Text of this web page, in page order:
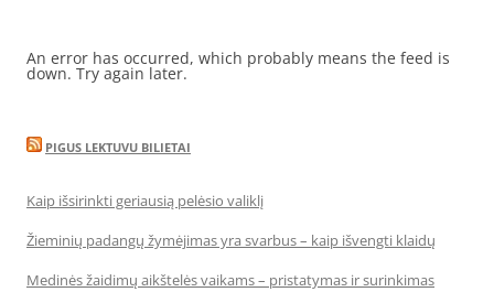
An error has occurred, which probably means the feed is
down. Try again later.
PIGUS LEKTUVU BILIETAI
Kaip išsirinkti geriausią pelėsio valiklį
Žieminių padangų žymėjimas yra svarbus – kaip išvengti klaidų
Medinės žaidimų aikštelės vaikams – pristatymas ir surinkimas